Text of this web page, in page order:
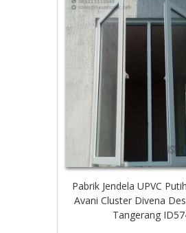
Pabrik Jendela UPVC
Avani Cluster Divena
Tangerang